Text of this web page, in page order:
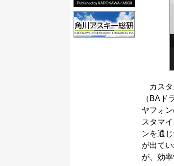
カスタ
（BAド
ヤフォ
スタマ
ンを通
が出て
が、効